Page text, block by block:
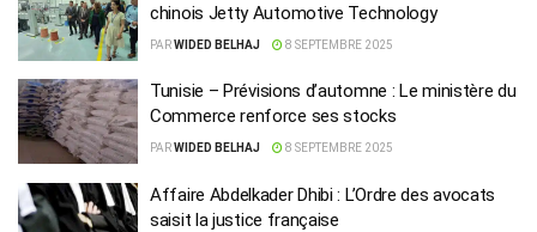
chinois Jetty Automotive Technology
PARWIDED BELHAJ 8 SEPTEMBRE 2025
Tunisie – Prévisions d’automne : Le ministère du
Commerce renforce ses stocks
PARWIDED BELHAJ 8 SEPTEMBRE 2025
Affaire Abdelkader Dhibi : L’Ordre des avocats
saisit la justice française